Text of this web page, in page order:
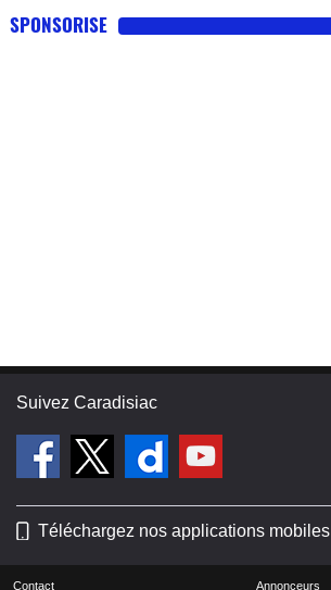
SPONSORISE
Suivez Caradisiac
Téléchargez nos applications mobiles
Contact Annonceurs